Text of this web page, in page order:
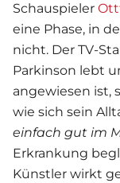
Schauspieler
eine Phase, in
nicht. Der TV-
Parkinson lebt
angewiesen ist,
wie sich sein
einfach gut im
Erkrankung
Künstler wirkt